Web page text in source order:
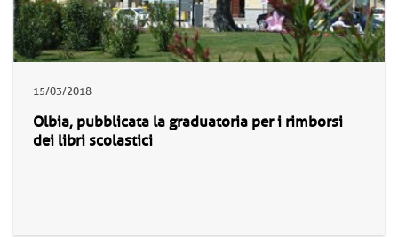
15/03/2018
Olbia, pubblicata la graduatoria per i rimborsi
dei libri scolastici